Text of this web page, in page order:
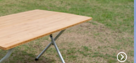
Next